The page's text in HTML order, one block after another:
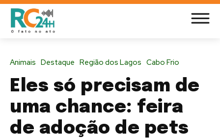
Animais Destaque Região dos Lagos Cabo Frio
Eles só precisam de
uma chance: feira
de adoção de pets